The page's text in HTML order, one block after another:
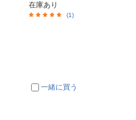
在庫あり
(1)
一緒に買う